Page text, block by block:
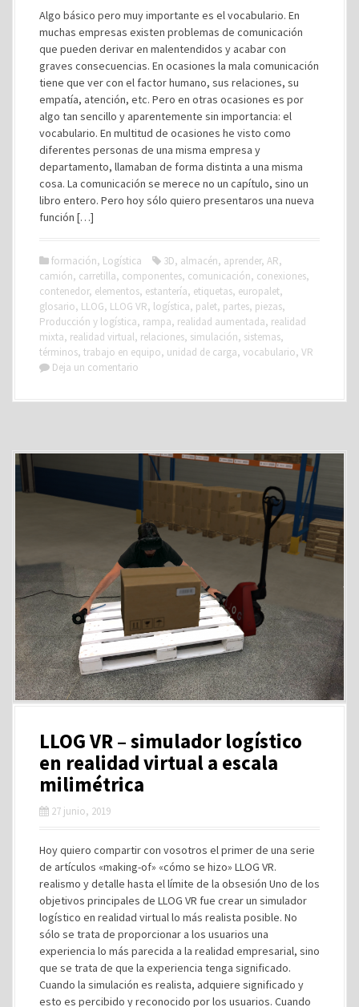
Algo básico pero muy importante es el vocabulario. En
muchas empresas existen problemas de comunicación
que pueden derivar en malentendidos y acabar con
graves consecuencias. En ocasiones la mala comunicación
tiene que ver con el factor humano, sus relaciones, su
empatía, atención, etc. Pero en otras ocasiones es por
algo tan sencillo y aparentemente sin importancia: el
vocabulario. En multitud de ocasiones he visto como
diferentes personas de una misma empresa y
departamento, llamaban de forma distinta a una misma
cosa. La comunicación se merece no un capítulo, sino un
libro entero. Pero hoy sólo quiero presentaros una nueva
función […]
formación, Logística 3D, almacén, aprender, AR,
camión, carretilla, componentes, comunicación, conexiones,
contenedor, elementos, estantería, etiquetas, europalet,
glosario, LLOG, LLOG VR, logística, palet, partes, piezas,
Producción y logística, rampa, realidad aumentada, realidad
mixta, realidad virtual, relaciones, simulación, sistemas,
términos, trabajo en equipo, unidad de carga, vocabulario, VR
Deja un comentario
LLOG VR – simulador logístico
en realidad virtual a escala
milimétrica
27 junio, 2019
Hoy quiero compartir con vosotros el primer de una serie
de artículos «making-of» «cómo se hizo» LLOG VR.
realismo y detalle hasta el límite de la obsesión Uno de los
objetivos principales de LLOG VR fue crear un simulador
logístico en realidad virtual lo más realista posible. No
sólo se trata de proporcionar a los usuarios una
experiencia lo más parecida a la realidad empresarial, sino
que se trata de que la experiencia tenga significado.
Cuando la simulación es realista, adquiere significado y
esto es percibido y reconocido por los usuarios. Cuando